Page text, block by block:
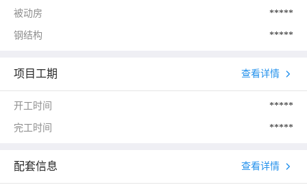
被动房 *****
钢结构 *****
项目工期 查看详情
开工时间 *****
完工时间 *****
配套信息 查看详情